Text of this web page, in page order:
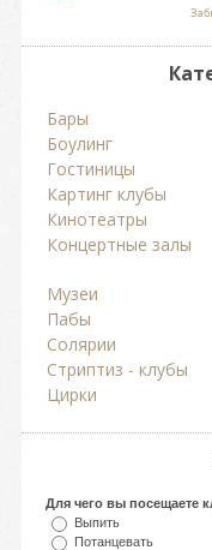
Бары
Боулинг
Гостиницы
Картинг клубы
Кинотеатры
Концертные залы
Музеи
Пабы
Солярии
Стриптиз - клубы
Цирки
Для чего вы посещаете
Выпить
Потанцевать